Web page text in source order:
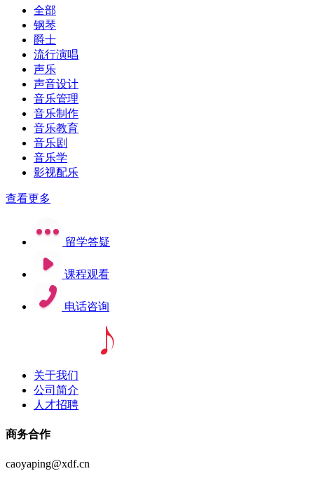
全部
钢琴
爵士
流行演唱
声乐
声音设计
音乐管理
音乐制作
音乐教育
音乐剧
音乐学
影视配乐
查看更多
留学答疑
课程观看
电话咨询
关于我们
公司简介
人才招聘
商务合作
caoyaping@xdf.cn